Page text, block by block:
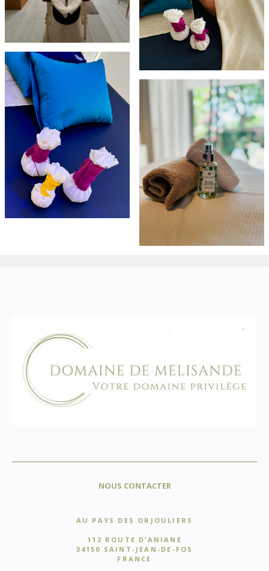
NOUS CONTACTER
AU PAYS DES ORJOULIERS
112 ROUTE D’ANIANE
34150 SAINT-JEAN-DE-FOS
FRANCE